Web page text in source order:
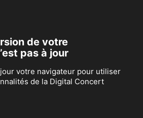
de votre
pas à jour
votre navigateur pour utiliser
de la Digital Concert